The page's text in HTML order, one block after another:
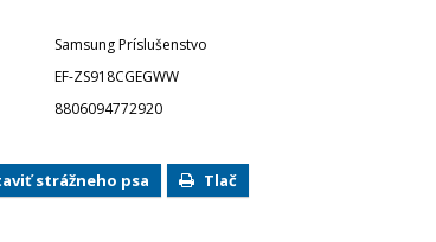
Samsung Príslušenstvo
EF-ZS918CGEGWW
8806094772920
strážneho psa Tlač